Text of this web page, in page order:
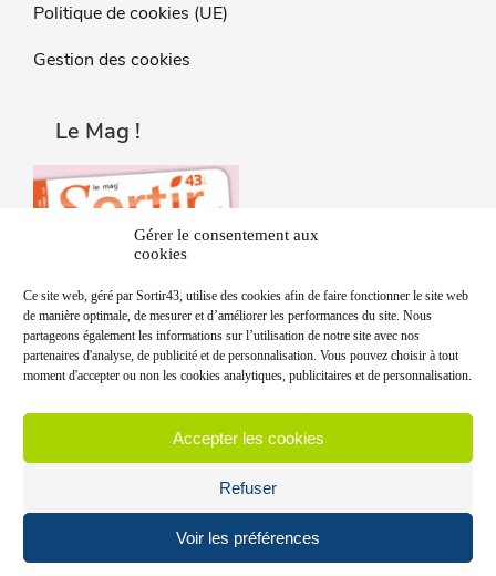
Gérer le consentement aux
cookies
Ce site web, géré par Sortir43, utilise des cookies afin de faire fonctionner le site web
de manière optimale, de mesurer et d’améliorer les performances du site. Nous
partageons également les informations sur l’utilisation de notre site avec nos
partenaires d'analyse, de publicité et de personnalisation. Vous pouvez choisir à tout
moment d'accepter ou non les cookies analytiques, publicitaires et de personnalisation.
Accepter les cookies
Refuser
Voir les préférences
Politique de cookies (UE)
Gestion des cookies
Le Mag !